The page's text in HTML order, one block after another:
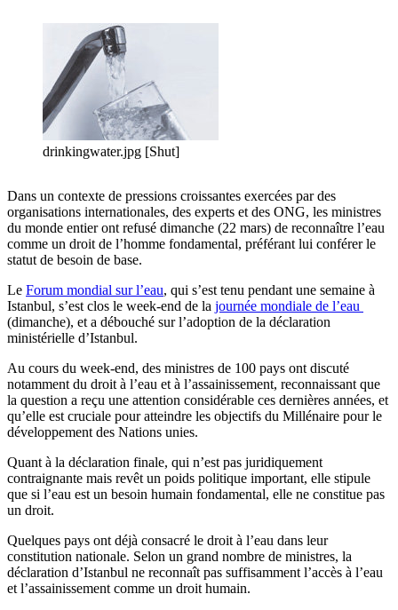
drinkingwater.jpg [Shut]
Dans un contexte de pressions croissantes exercées par des
organisations internationales, des experts et des ONG, les ministres
du monde entier ont refusé dimanche (22 mars) de reconnaître l’eau
comme un droit de l’homme fondamental, préférant lui conférer le
statut de besoin de base.
Le Forum mondial sur l’eau, qui s’est tenu pendant une semaine à
Istanbul, s’est clos le week-end de la journée mondiale de l’eau
(dimanche), et a débouché sur l’adoption de la déclaration
ministérielle d’Istanbul.
Au cours du week-end, des ministres de 100 pays ont discuté
notamment du droit à l’eau et à l’assainissement, reconnaissant que
la question a reçu une attention considérable ces dernières années, et
qu’elle est cruciale pour atteindre les objectifs du Millénaire pour le
développement des Nations unies.
Quant à la déclaration finale, qui n’est pas juridiquement
contraignante mais revêt un poids politique important, elle stipule
que si l’eau est un besoin humain fondamental, elle ne constitue pas
un droit.
Quelques pays ont déjà consacré le droit à l’eau dans leur
constitution nationale. Selon un grand nombre de ministres, la
déclaration d’Istanbul ne reconnaît pas suffisamment l’accès à l’eau
et l’assainissement comme un droit humain.